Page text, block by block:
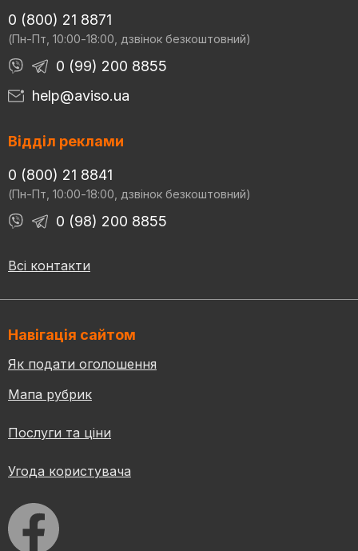
0 (800) 21 8871
(Пн-Пт, 10:00-18:00, дзвінок безкоштовний)
0 (99) 200 8855
help@aviso.ua
Відділ реклами
0 (800) 21 8841
(Пн-Пт, 10:00-18:00, дзвінок безкоштовний)
0 (98) 200 8855
Всі контакти
Навігація сайтом
Як подати оголошення
Мапа рубрик
Послуги та ціни
Угода користувача